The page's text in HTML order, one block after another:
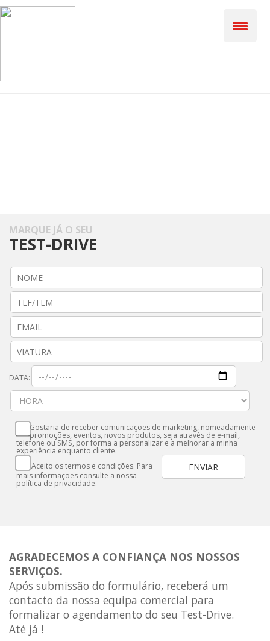
MARQUE JÁ O SEU
TEST-DRIVE
DATA:
Gostaria de receber comunicações de marketing, nomeadamente
promoções, eventos, novos produtos, seja através de e-mail,
telefone ou SMS, por forma a personalizar e a melhorar a minha
experiência enquanto cliente.
Aceito os termos e condições. Para
mais informações consulte a nossa
política de privacidade.
AGRADECEMOS A CONFIANÇA NOS NOSSOS
SERVIÇOS.
Após submissão do formulário, receberá um
contacto da nossa equipa comercial para
formalizar o agendamento do seu Test-Drive.
Até já !